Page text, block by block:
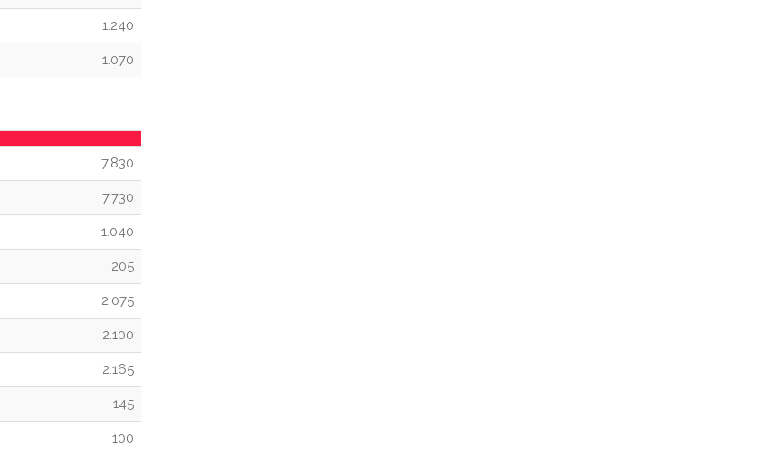
1.240
1.070
7.830
7.730
1.040
205
2.075
2.100
2.165
145
100